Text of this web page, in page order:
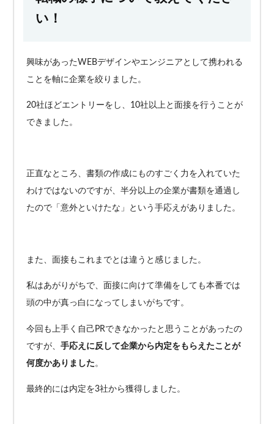
い！
興味があったWEBデザインやエンジニアとして携われる
ことを軸に企業を絞りました。
20社ほどエントリーをし、10社以上と面接を行うことが
できました。
正直なところ、書類の作成にものすごく力を入れていた
わけではないのですが、半分以上の企業が書類を通過し
たので「意外といけたな」という手応えがありました。
また、面接もこれまでとは違うと感じました。
私はあがりがちで、面接に向けて準備をしても本番では
頭の中が真っ白になってしまいがちです。
今回も上手く自己PRできなかったと思うことがあったの
ですが、手応えに反して企業から内定をもらえたことが
何度かありました 。
最終的には内定を3社から獲得しました。